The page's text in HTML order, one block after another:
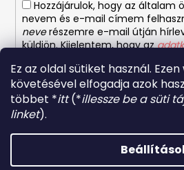
Ez az oldal sütiket használ.
követésével elfogadja azok
többet *itt(*illessze be a süti
linket).
Forró napokon nem javasoljuk a
Hozzájárulok, hogy az általam
nevem és e-mail címem
neverészemre e-mail útján
küldjön. Kijelentem, hogy az
bármikor visszavonhatom.
FELIRATKOZÁS